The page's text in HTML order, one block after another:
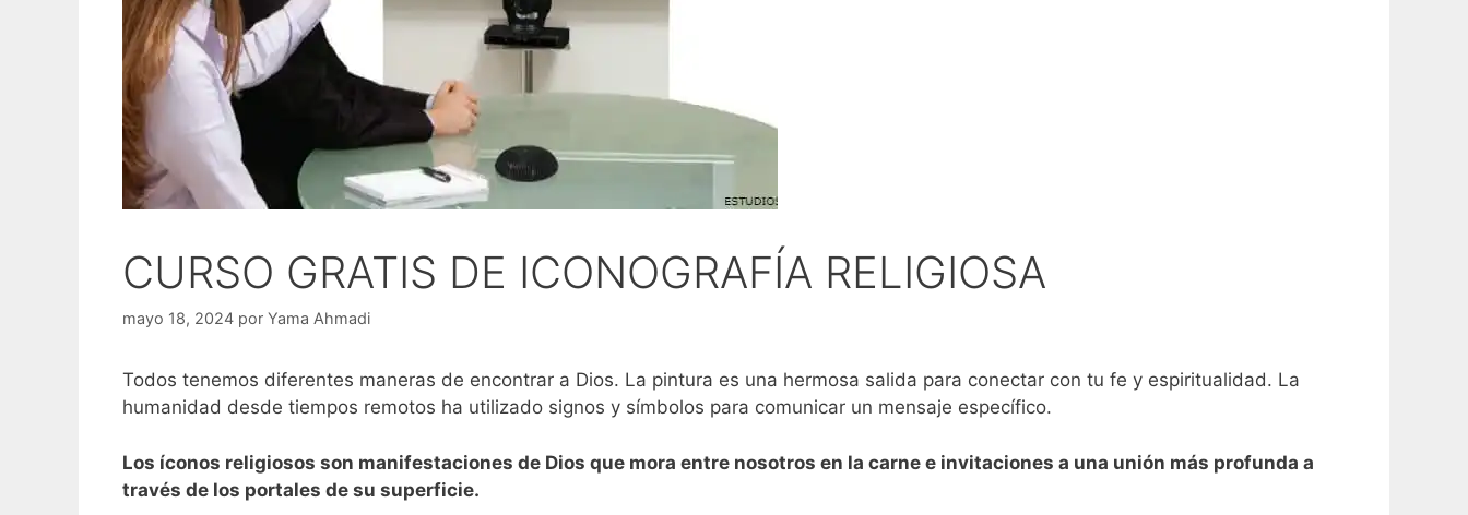
CURSO GRATIS DE ICONOGRAFÍA RELIGIOSA
mayo 18, 2024 por Yama Ahmadi
Todos tenemos diferentes maneras de encontrar a Dios. La pintura es una hermosa salida para conectar con tu fe y espiritualidad. La
humanidad desde tiempos remotos ha utilizado signos y símbolos para comunicar un mensaje específico.
Los íconos religiosos son manifestaciones de Dios que mora entre nosotros en la carne e invitaciones a una unión más profunda a
través de los portales de su superficie.